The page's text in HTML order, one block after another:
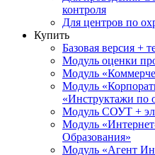
контроля
Для центров по
Купить
Базовая версия +
Модуль оценки
Модуль
Модуль
«Инструктажи по
Модуль СОУТ +
Модуль
Образования»
Модуль «Агент